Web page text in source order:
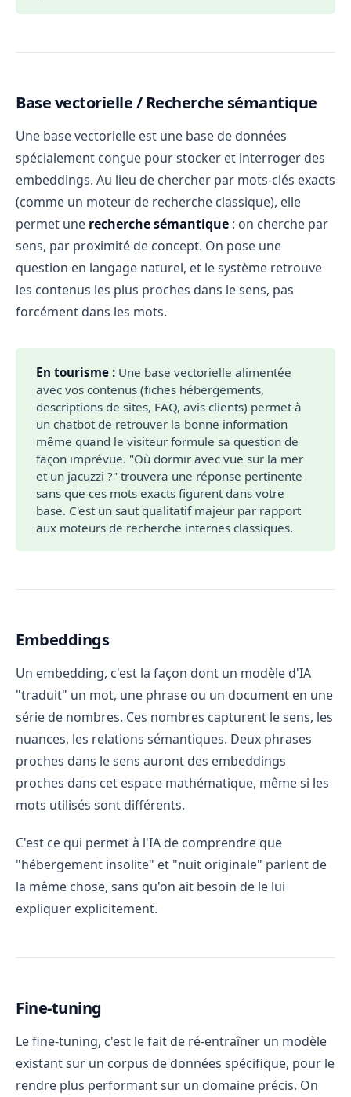
Base vectorielle / Recherche sémantique
Une base vectorielle est une base de données
spécialement conçue pour stocker et interroger des
embeddings. Au lieu de chercher par mots-clés exacts
(comme un moteur de recherche classique), elle
permet une recherche sémantique : on cherche par
sens, par proximité de concept. On pose une
question en langage naturel, et le système retrouve
les contenus les plus proches dans le sens, pas
forcément dans les mots.
En tourisme :Une base vectorielle alimentée
avec vos contenus (fiches hébergements,
descriptions de sites, FAQ, avis clients) permet à
un chatbot de retrouver la bonne information
même quand le visiteur formule sa question de
façon imprévue. "Où dormir avec vue sur la mer
et un jacuzzi ?" trouvera une réponse pertinente
sans que ces mots exacts figurent dans votre
base. C'est un saut qualitatif majeur par rapport
aux moteurs de recherche internes classiques.
Embeddings
Un embedding, c'est la façon dont un modèle d'IA
"traduit" un mot, une phrase ou un document en une
série de nombres. Ces nombres capturent le sens, les
nuances, les relations sémantiques. Deux phrases
proches dans le sens auront des embeddings
proches dans cet espace mathématique, même si les
mots utilisés sont différents.
C'est ce qui permet à l'IA de comprendre que
"hébergement insolite" et "nuit originale" parlent de
la même chose, sans qu'on ait besoin de le lui
expliquer explicitement.
Fine-tuning
Le fine-tuning, c'est le fait de ré-entraîner un modèle
existant sur un corpus de données spécifique, pour le
rendre plus performant sur un domaine précis. On